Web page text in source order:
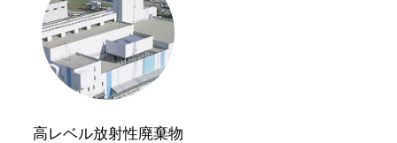
高レベル放射性廃棄物